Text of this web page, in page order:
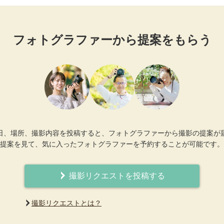
フォトグラファーから提案をもらう
、場所、撮影内容を投稿すると、フォトグラファーから撮影の提案が
提案を見て、気に入ったフォトグラファーを予約することが可能です。
撮影リクエストを投稿する
撮影リクエストとは？